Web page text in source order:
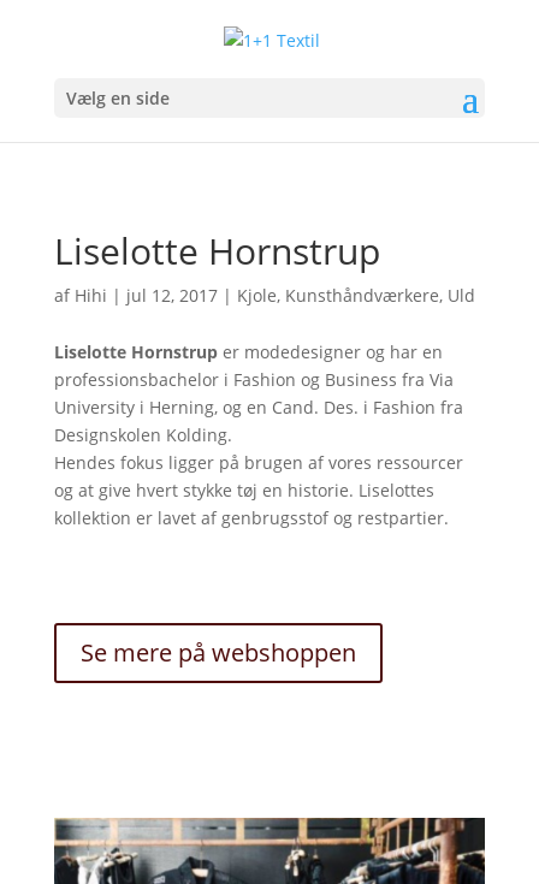
Vælg en side
Liselotte Hornstrup
af Hihi | jul 12, 2017| Kjole, Kunsthåndværkere, Uld
Liselotte Hornstruper modedesigner og har en
professionsbachelor i Fashion og Business fra Via
University i Herning, og en Cand. Des. i Fashion fra
Designskolen Kolding.
Hendes fokus ligger på brugen af vores ressourcer
og at give hvert stykke tøj en historie. Liselottes
kollektion er lavet af genbrugsstof og restpartier.
Se mere på webshoppen